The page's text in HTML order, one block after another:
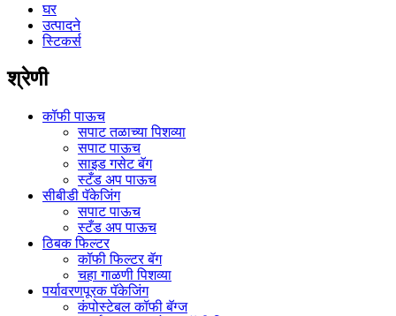
घर
उत्पादने
स्टिकर्स
श्रेणी
कॉफी पाऊच
सपाट तळाच्या पिशव्या
सपाट पाऊच
साइड गसेट बॅग
स्टँड अप पाऊच
सीबीडी पॅकेजिंग
सपाट पाऊच
स्टँड अप पाऊच
ठिबक फिल्टर
कॉफी फिल्टर बॅग
चहा गाळणी पिशव्या
पर्यावरणपूरक पॅकेजिंग
कंपोस्टेबल कॉफी बॅग्ज